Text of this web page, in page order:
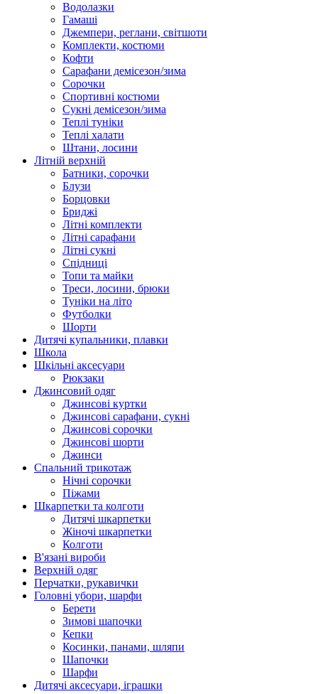
Водолазки
Гамаші
Джемпери, реглани, світшоти
Комплекти, костюми
Кофти
Сарафани демісезон/зима
Сорочки
Спортивні костюми
Сукні демісезон/зима
Теплі туніки
Теплі халати
Штани, лосини
Літній верхній
Батники, сорочки
Блузи
Борцовки
Бриджі
Літні комплекти
Літні сарафани
Літні сукні
Спідниці
Топи та майки
Треси, лосини, брюки
Туніки на літо
Футболки
Шорти
Дитячі купальники, плавки
Школа
Шкільні аксесуари
Рюкзаки
Джинсовий одяг
Джинсові куртки
Джинсові сарафани, сукні
Джинсові сорочки
Джинсові шорти
Джинси
Спальний трикотаж
Нічні сорочки
Піжами
Шкарпетки та колготи
Дитячі шкарпетки
Жіночі шкарпетки
Колготи
В'язані вироби
Верхній одяг
Перчатки, рукавички
Головні убори, шарфи
Берети
Зимові шапочки
Кепки
Косинки, панами, шляпи
Шапочки
Шарфи
Дитячі аксесуари, іграшки